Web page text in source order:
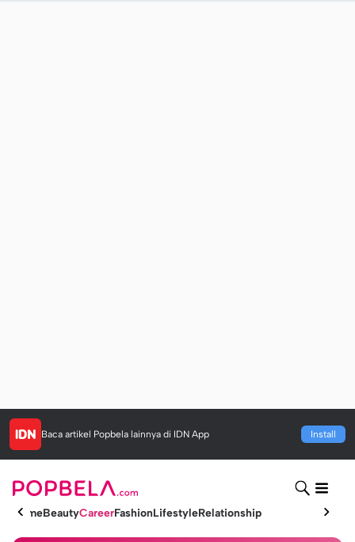
Baca artikel Popbela lainnya di IDN App Install
HomeBeautyCareerFashionLifestyleRelationship